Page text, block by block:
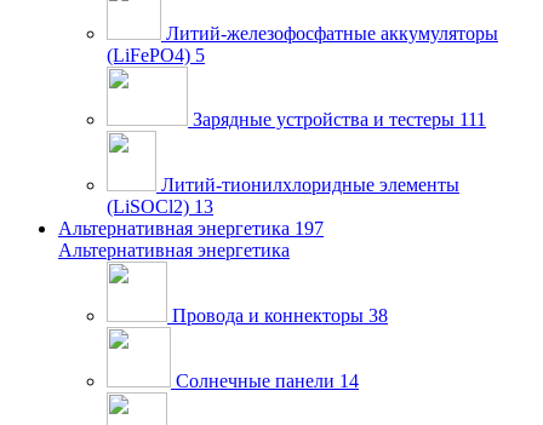
Литий-железофосфатные аккумуляторы
(LiFePO4) 5
Зарядные устройства и тестеры 111
Литий-тионилхлоридные элементы
(LiSOCl2) 13
Альтернативная энергетика 197
Альтернативная энергетика
Провода и коннекторы 38
Солнечные панели 14